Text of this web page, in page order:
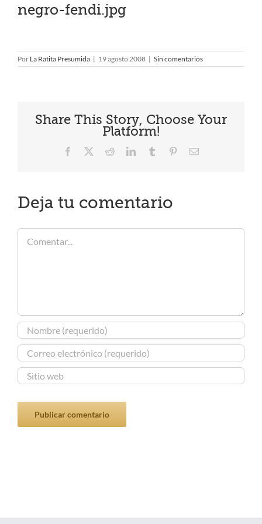
negro-fendi.jpg
Por La Ratita Presumida | 19 agosto 2008 | Sin comentarios
Share This Story, Choose Your
Platform!
Facebook RedditLinkedInTumblr PinterestCorreo
Deja tu comentario
Comentar